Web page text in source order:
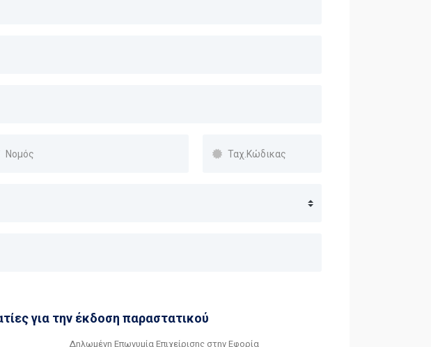
για την έκδοση παραστατικού
Δηλωμένη Επωνυμία Επιχείρισης στην Εφορία